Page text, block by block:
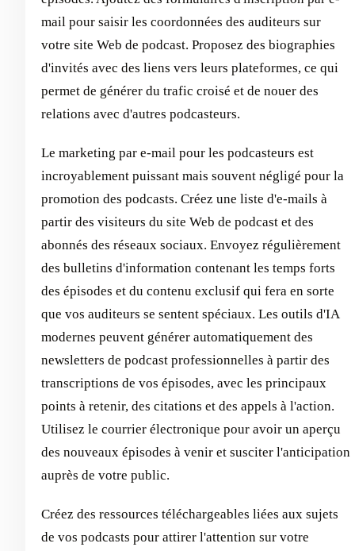
mail pour saisir les coordonnées des auditeurs sur
votre site Web de podcast. Proposez des biographies
d'invités avec des liens vers leurs plateformes, ce qui
permet de générer du trafic croisé et de nouer des
relations avec d'autres podcasteurs.
Le marketing par e-mail pour les podcasteurs est
incroyablement puissant mais souvent négligé pour la
promotion des podcasts. Créez une liste d'e-mails à
partir des visiteurs du site Web de podcast et des
abonnés des réseaux sociaux. Envoyez régulièrement
des bulletins d'information contenant les temps forts
des épisodes et du contenu exclusif qui fera en sorte
que vos auditeurs se sentent spéciaux. Les outils d'IA
modernes peuvent générer automatiquement des
newsletters de podcast professionnelles à partir des
transcriptions de vos épisodes, avec les principaux
points à retenir, des citations et des appels à l'action.
Utilisez le courrier électronique pour avoir un aperçu
des nouveaux épisodes à venir et susciter l'anticipation
auprès de votre public.
Créez des ressources téléchargeables liées aux sujets
de vos podcasts pour attirer l'attention sur votre